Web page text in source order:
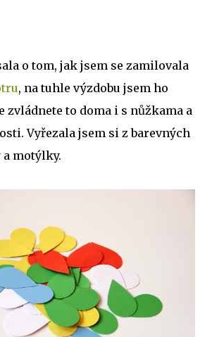
o tom, jak jsem se zamilovala
, na tuhle výzdobu jsem ho
zvládnete to doma i s nůžkama a
Vyřezala jsem si z barevných
motýlky.